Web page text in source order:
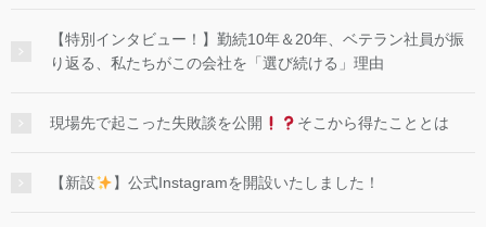
【特別インタビュー！】勤続10年＆20年、ベテラン社員が振
り返る、私たちがこの会社を「選び続ける」理由
現場先で起こった失敗談を公開 そこから得たこととは
【新設 】公式Instagramを開設いたしました！